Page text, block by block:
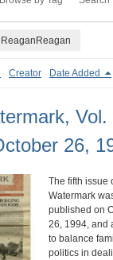
Creator Date Added
Vol.
26,
The fifth issue
Watermark
published on
26, 1994, and
to balance
politics in